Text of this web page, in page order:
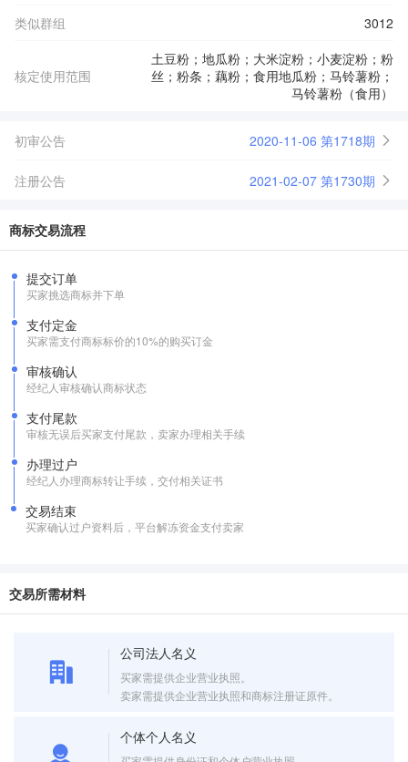
类似群组
3012
核定使用范围
土豆粉；地瓜粉；大米淀粉；小麦淀粉；粉
丝；粉条；藕粉；食用地瓜粉；马铃薯粉；
马铃薯粉（食用）
初审公告 2020-11-06 第1718期
注册公告 2021-02-07 第1730期
商标交易流程
提交订单
买家挑选商标并下单
支付定金
买家需支付商标标价的10%的购买订金
审核确认
经纪人审核确认商标状态
支付尾款
审核无误后买家支付尾款，卖家办理相关手续
办理过户
经纪人办理商标转让手续，交付相关证书
交易结束
买家确认过户资料后，平台解冻资金支付卖家
交易所需材料
公司法人名义
买家需提供企业营业执照。
卖家需提供企业营业执照和商标注册证原件。
个体个人名义